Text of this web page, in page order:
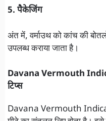
5. पैकेजिंग
अंत में, वर्माउथ को कांच की
उपलब्ध कराया जाता है।
Davana Vermouth Indica
टिप्स
Davana Vermouth Indica